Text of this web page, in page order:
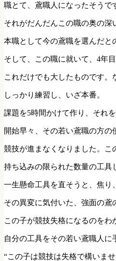
職とて、鳶職人になったそうで
それがだんだんこの職の奥の深
本職として今の鳶職を選んだと
そして、この職に就いて、4年
これだけでも大したものです。
しっかり練習し、いざ本番。
課題を5時間かけて作り、それ
開始早々、その若い鳶職の方の
競技が進まなくなりました。こ
持ち込みの限られた数量の工具
一生懸命工具を直そうと、焦り
その異変に気付いた、強面の鳶
この子が競技失格になるのをわ
自分の工具をその若い鳶職人に
“この子は競技は失格で構いま